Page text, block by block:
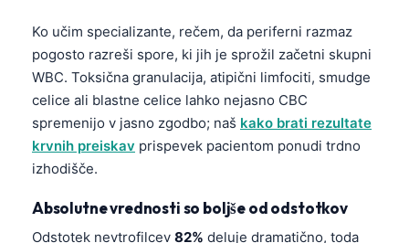
Ko učim specializante, rečem, da periferni razmaz
pogosto razreši spore, ki jih je sprožil začetni skupni
WBC. Toksična granulacija, atipični limfociti, smudge
celice ali blastne celice lahko nejasno CBC
spremenijo v jasno zgodbo; naš kako brati rezultate
krvnih preiskav prispevek pacientom ponudi trdno
izhodišče.
Absolutne vrednosti so boljše od odstotkov
Odstotek nevtrofilcev 82% deluje dramatično, toda